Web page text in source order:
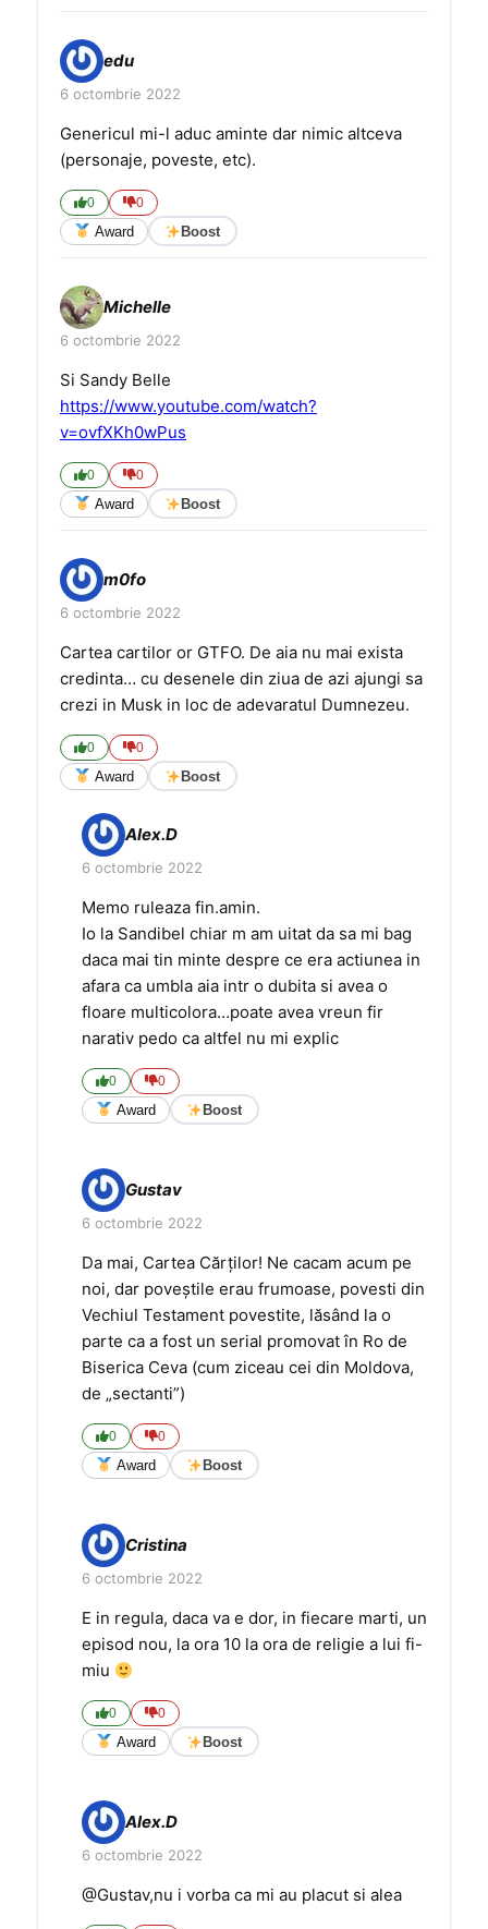
edu
6 octombrie 2022
Genericul mi-l aduc aminte dar nimic altceva
(personaje, poveste, etc).
0 0
Award Boost
Michelle
6 octombrie 2022
Si Sandy Belle
https://www.youtube.com/watch?
v=ovfXKh0wPus
0 0
Award Boost
m0fo
6 octombrie 2022
Cartea cartilor or GTFO. De aia nu mai exista
credinta… cu desenele din ziua de azi ajungi sa
crezi in Musk in loc de adevaratul Dumnezeu.
0 0
Award Boost
Alex.D
6 octombrie 2022
Memo ruleaza fin.amin.
Io la Sandibel chiar m am uitat da sa mi bag
daca mai tin minte despre ce era actiunea in
afara ca umbla aia intr o dubita si avea o
floare multicolora…poate avea vreun fir
narativ pedo ca altfel nu mi explic
0 0
Award Boost
Gustav
6 octombrie 2022
Da mai, Cartea Cărților! Ne cacam acum pe
noi, dar poveștile erau frumoase, povesti din
Vechiul Testament povestite, lăsând la o
parte ca a fost un serial promovat în Ro de
Biserica Ceva (cum ziceau cei din Moldova,
de „sectanti”)
0 0
Award Boost
Cristina
6 octombrie 2022
E in regula, daca va e dor, in fiecare marti, un
episod nou, la ora 10 la ora de religie a lui fi-
miu
0 0
Award Boost
Alex.D
6 octombrie 2022
@Gustav,nu i vorba ca mi au placut si alea